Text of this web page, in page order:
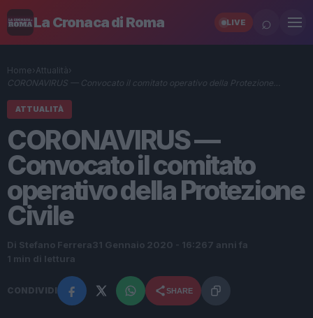
La Cronaca di Roma LIVE ⌕
Home› Attualità›
CORONAVIRUS — Convocato il comitato operativo della Protezione…
ATTUALITÀ
CORONAVIRUS —
Convocato il comitato
operativo della Protezione
Civile
Di Stefano Ferrera31 Gennaio 2020 - 16:267 anni fa
1 min di lettura
CONDIVIDI SHARE